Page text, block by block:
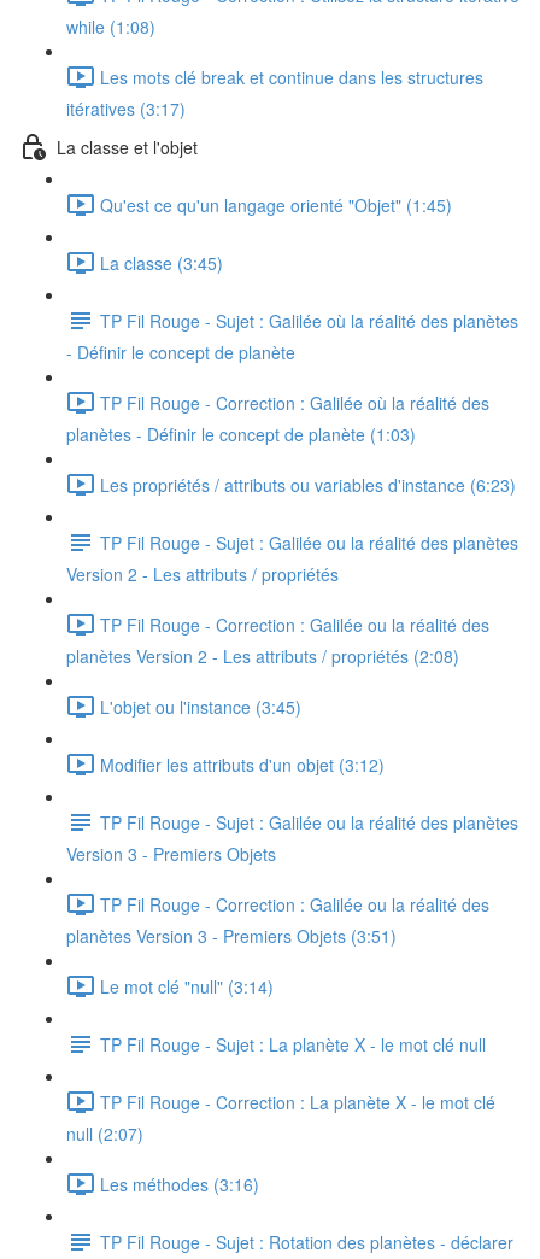
while (1:08)
Les mots clé break et continue dans les structures
itératives (3:17)
La classe et l'objet
Qu'est ce qu'un langage orienté "Objet" (1:45)
La classe (3:45)
TP Fil Rouge - Sujet : Galilée où la réalité des planètes
- Définir le concept de planète
TP Fil Rouge - Correction : Galilée où la réalité des
planètes - Définir le concept de planète (1:03)
Les propriétés / attributs ou variables d'instance (6:23)
TP Fil Rouge - Sujet : Galilée ou la réalité des planètes
Version 2 - Les attributs / propriétés
TP Fil Rouge - Correction : Galilée ou la réalité des
planètes Version 2 - Les attributs / propriétés (2:08)
L'objet ou l'instance (3:45)
Modifier les attributs d'un objet (3:12)
TP Fil Rouge - Sujet : Galilée ou la réalité des planètes
Version 3 - Premiers Objets
TP Fil Rouge - Correction : Galilée ou la réalité des
planètes Version 3 - Premiers Objets (3:51)
Le mot clé "null" (3:14)
TP Fil Rouge - Sujet : La planète X - le mot clé null
TP Fil Rouge - Correction : La planète X - le mot clé
null (2:07)
Les méthodes (3:16)
TP Fil Rouge - Sujet : Rotation des planètes - déclarer